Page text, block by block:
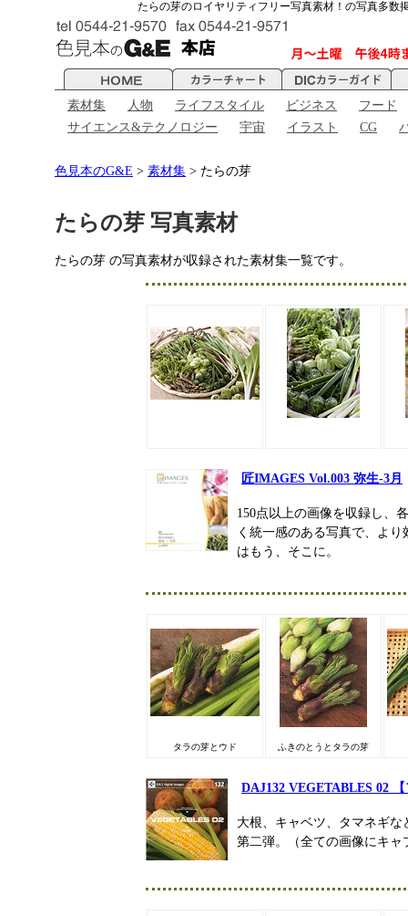
たらの芽のロイヤリティフリー写真素材！の写真多数
素材集 人物 ライフスタイル ビジネス
フード
サイエンス&テクノロジー
宇宙 イラスト CG
色見本のG&E > 素材集 > たらの芽
たらの芽 写真素材
たらの芽 の写真素材が収録された素材集一覧です。
匠IMAGES Vol.003 弥生-3月
150点以上の画像を収録し、
く統一感のある写真で、よ
はもう、そこに。
タラの芽とウド ふきのとうとタラの芽
DAJ132 VEGETABLES 02
大根、キャベツ、タマネギ
第二弾。（全ての画像にキャ